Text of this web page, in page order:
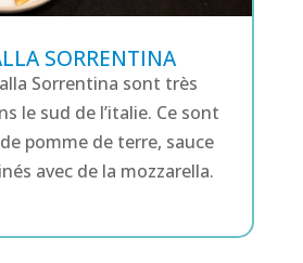
SORRENTINA
Sorrentina sont très
le sud de l’italie. Ce sont
pomme de terre, sauce
avec de la mozzarella.